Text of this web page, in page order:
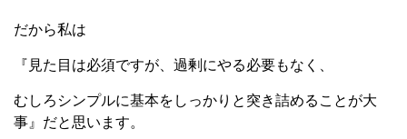
だから私は
『見た目は必須ですが、過剰にやる必要もなく、
むしろシンプルに基本をしっかりと突き詰めることが大
事』だと思います。